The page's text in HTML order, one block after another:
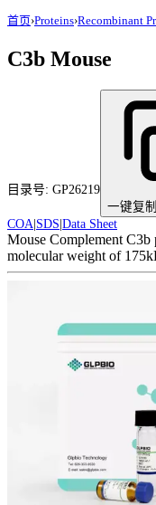
首页›Proteins›Recombinant
C3b Mouse
目录号: GP26219
一键复
COA SDS Data Sheet
Mouse Complement C3b
molecular weight of